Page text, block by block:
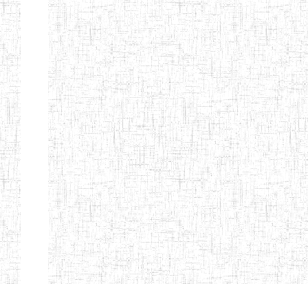
TTC TATUM
ST PIUS X
TECHNICAL
TEACHER
TRAINING
COLLEGE
TATUM
01/08/2000 ENIET
NIGHTINGALE
TEACHER
TRAINING
COLLEGE
20/08/2013 ENIEG